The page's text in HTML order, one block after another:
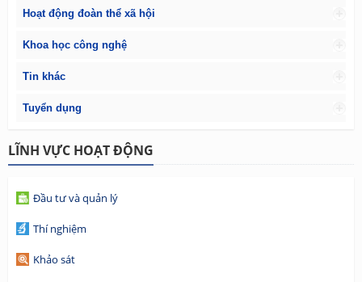
Hoạt động đoàn thể xã hội
Khoa học công nghệ
Tin khác
Tuyển dụng
LĨNH VỰC HOẠT ĐỘNG
Đầu tư và quản lý
Thí nghiệm
Khảo sát